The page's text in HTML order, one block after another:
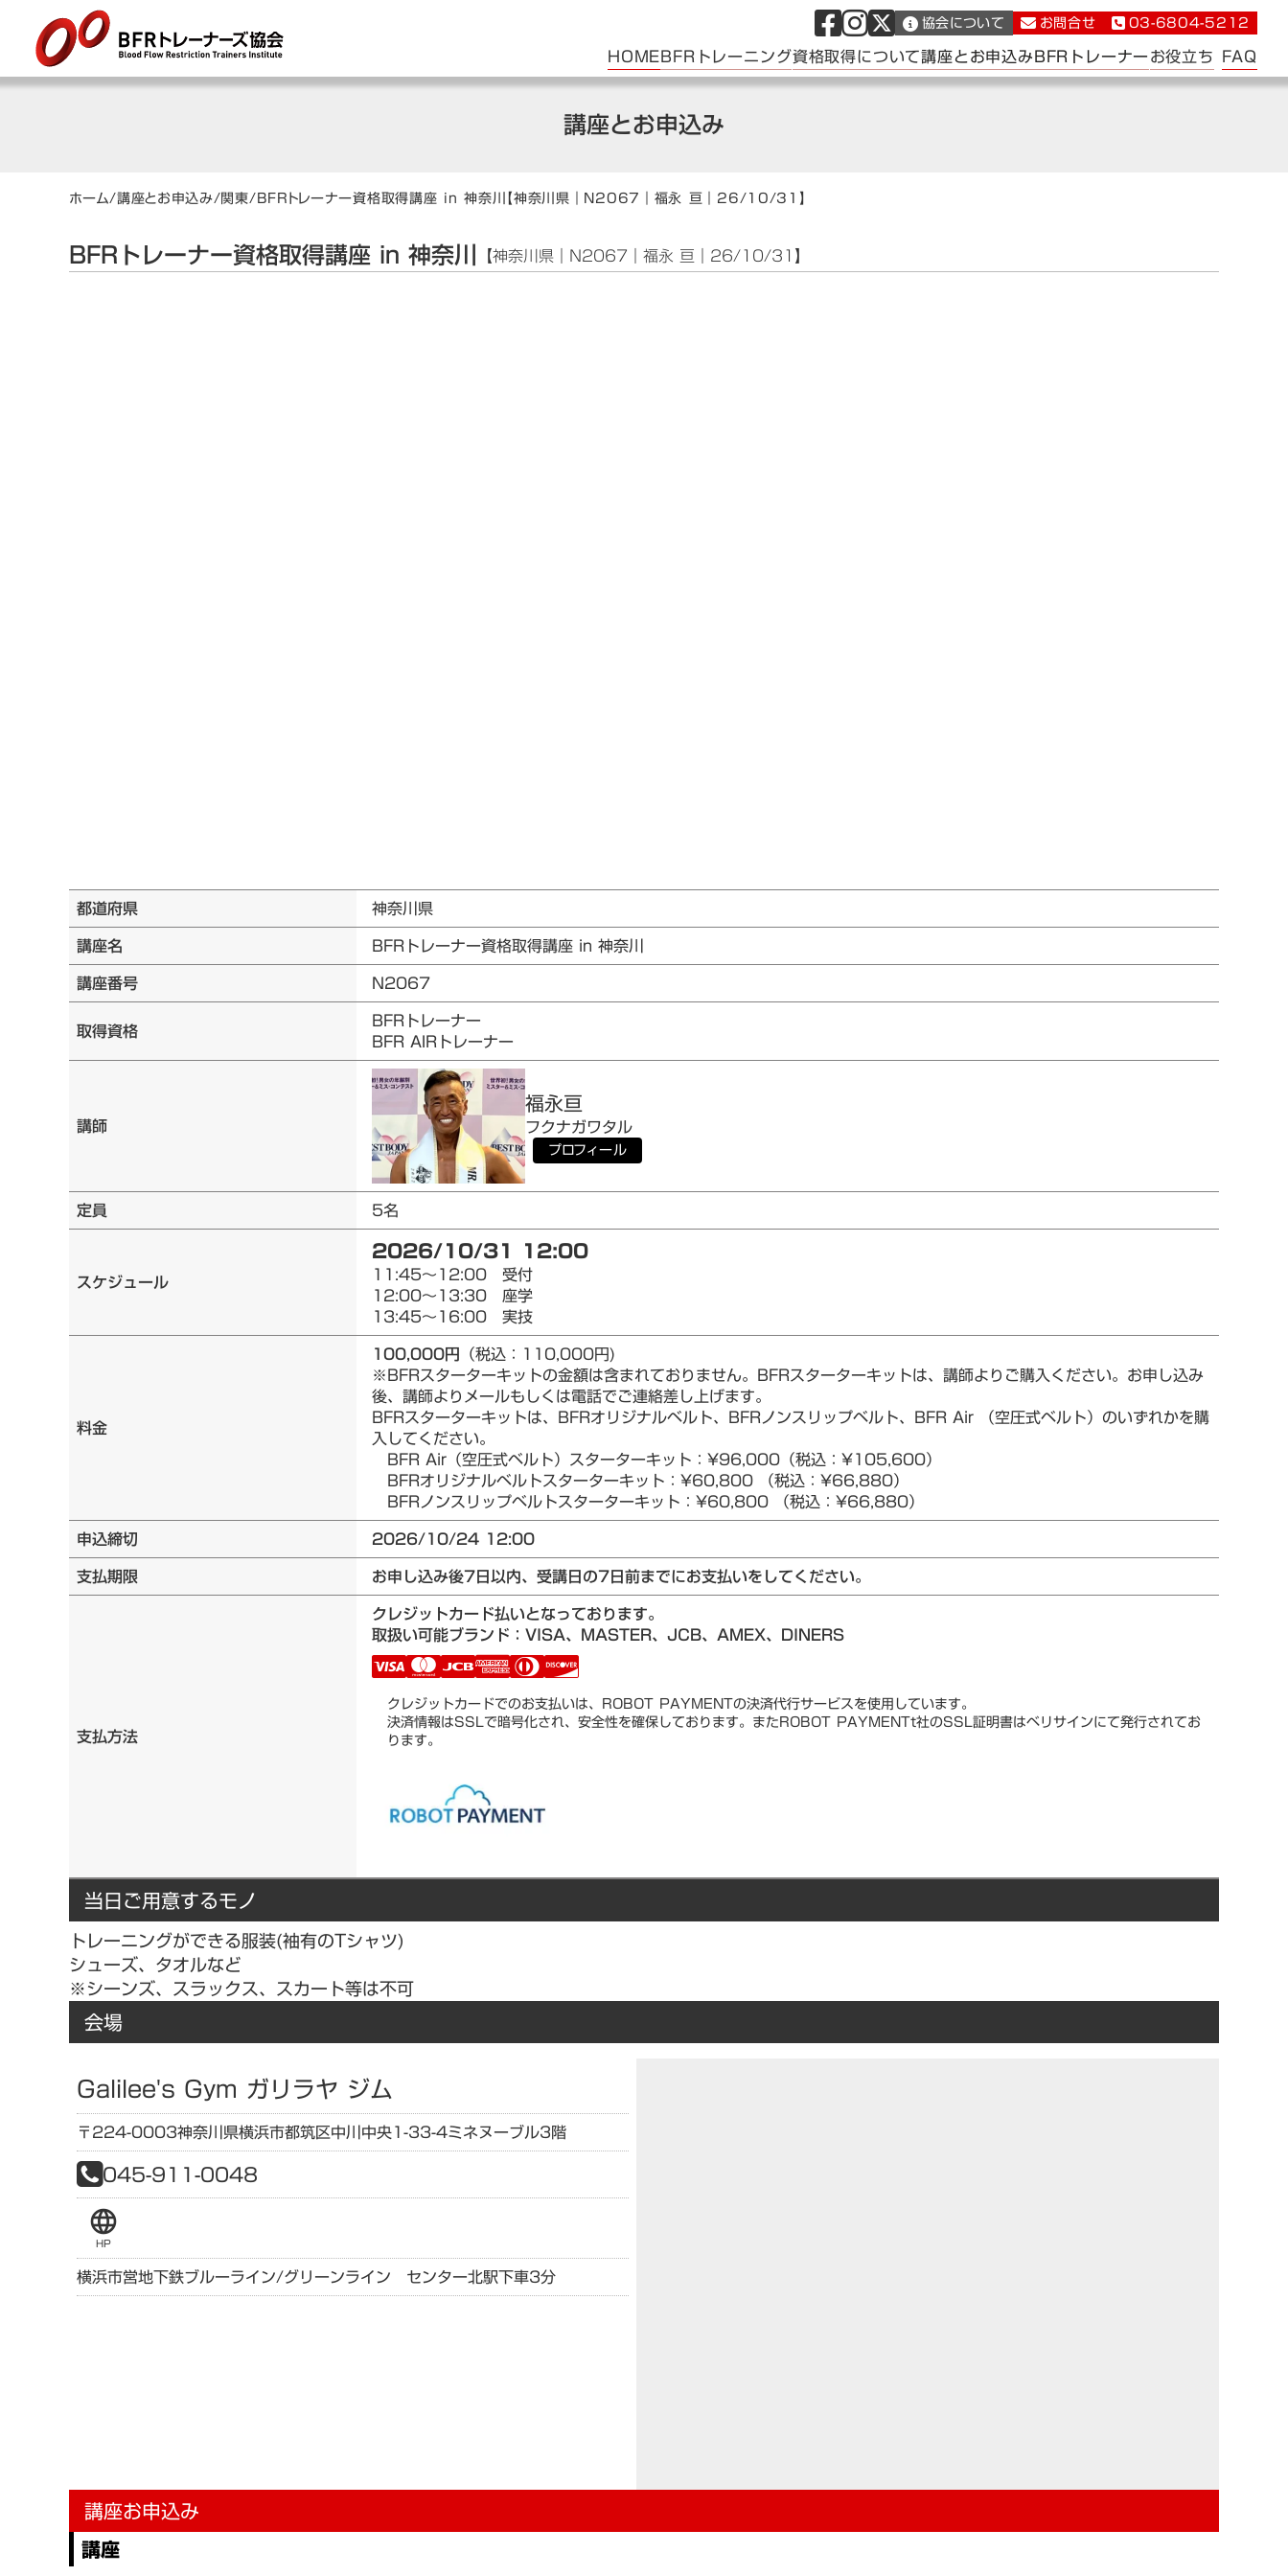
講座とお申込み
ホーム/講座とお申込み/関東/BFRトレーナー資格取得講座 in 神奈川【神奈川県｜N2067｜福永 亘｜26/10/31】
BFRトレーナー資格取得講座 in 神奈川 【神奈川県｜N2067｜福永 亘｜26/10/31】
都道府県
神奈川県
講座名
BFRトレーナー資格取得講座 in 神奈川
講座番号
N2067
取得資格
BFRトレーナー
BFR AIRトレーナー
講師
福永亘
フクナガワタル
プロフィール
定員 5名
スケジュール
2026/10/31 12:00
11:45～12:00 受付
12:00～13:30 座学
13:45～16:00 実技
料金
100,000円 （税込：110,000円)
※BFRスターターキットの金額は含まれておりません。BFRスターターキットは、講師よりご購入ください。お申し込み
後、講師よりメールもしくは電話でご連絡差し上げます。
BFRスターターキットは、BFRオリジナルベルト、BFRノンスリップベルト、BFR Air （空圧式ベルト）のいずれかを購
入してください。
BFR Air（空圧式ベルト）スターターキット：¥96,000（税込：¥105,600）
BFRオリジナルベルトスターターキット：¥60,800 （税込：¥66,880）
BFRノンスリップベルトスターターキット：¥60,800 （税込：¥66,880）
申込締切
2026/10/24 12:00
支払期限
お申し込み後7日以内、受講日の7日前までにお支払いをしてください。
支払方法
クレジットカード払いとなっております。
取扱い可能ブランド：VISA、MASTER、JCB、AMEX、DINERS
クレジットカードでのお支払いは、ROBOT PAYMENTの決済代行サービスを使用しています。
決済情報はSSLで暗号化され、安全性を確保しております。またROBOT PAYMENTt社のSSL証明書はベリサインにて発行されてお
ります。
当日ご用意するモノ
トレーニングができる服装(袖有のTシャツ)
シューズ、タオルなど
※シーンズ、スラックス、スカート等は不可
会場
Galilee's Gym ガリラヤ ジム
〒224-0003神奈川県横浜市都筑区中川中央1-33-4ミネヌーブル3階
045-911-0048
language
HP
横浜市営地下鉄ブルーライン/グリーンライン センター北駅下車3分
講座お申込み
講座
協会について お問合せ 03-6804-5212
HOMEBFRトレーニング資格取得について講座とお申込みBFRトレーナーお役立ち FAQ